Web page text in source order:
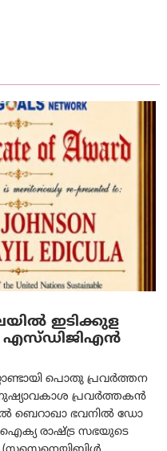
ഇടിക്കുള
പൊതു പ്രവർത്തന
പ്രവർത്തകൻ
ബെറാഖാ ഭവനിൽ ഡോ
രാഷ്ട്ര സഭയുടെ